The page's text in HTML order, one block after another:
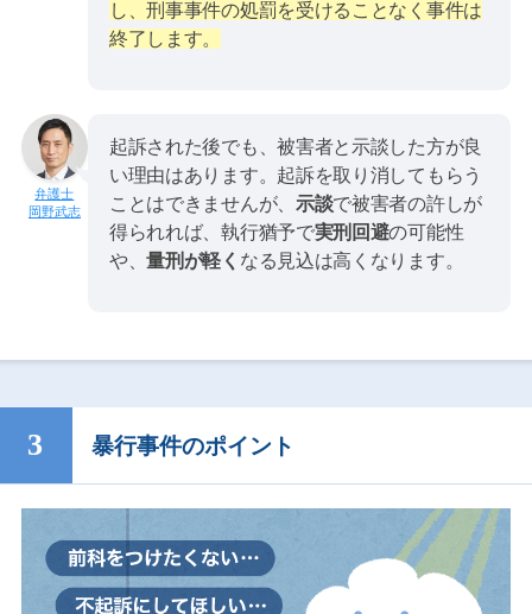
し、刑事事件の処罰を受けることなく事件は
終了します。
岡野武志
起訴された後でも、被害者と示談した方が良
い理由はあります。起訴を取り消してもらう
ことはできませんが、 示談で被害者の許しが
得られれば、執行猶予で実刑回避の可能性
や、量刑が軽く なる見込は高くなります。
暴行事件のポイント